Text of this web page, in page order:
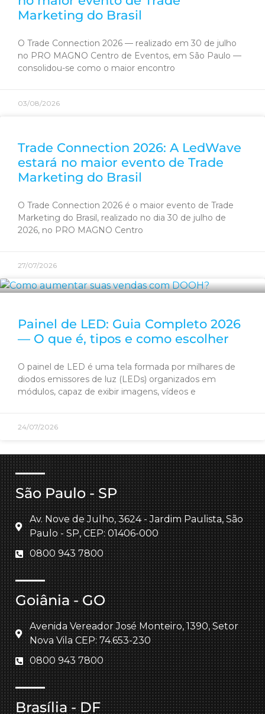
Marketing do Brasil
O Trade Connection 2026 — realizado em 30 de julho
no PRO MAGNO Centro de Eventos, em São Paulo —
consolidou-se como o maior encontro
03/08/2026
Trade Connection 2026: A LedWave
estará no maior evento de Trade
Marketing do Brasil
O Trade Connection 2026 é o maior evento de Trade
Marketing do Brasil, realizado no dia 30 de julho de
2026, no PRO MAGNO Centro
27/07/2026
Painel de LED: Guia Completo 2026
— O que é, tipos e como escolher
O painel de LED é uma tela formada por milhares de
diodos emissores de luz (LEDs) organizados em
módulos, capaz de exibir imagens, vídeos e
24/07/2026
São Paulo - SP
Av. Nove de Julho, 3624 - Jardim Paulista, São
Paulo - SP, CEP: 01406-000
0800 943 7800
Goiânia - GO
Avenida Vereador José Monteiro, 1390, Setor
Nova Vila CEP: 74.653-230
0800 943 7800
Brasília - DF